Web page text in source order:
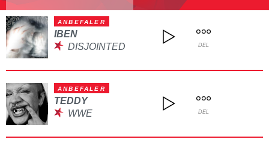
ANBEFALER
IBEN
DISJOINTED
DEL
ANBEFALER
TEDDY
WWE
DEL